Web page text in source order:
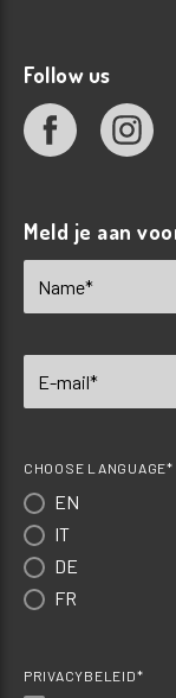
Follow us
Meld je aan
CHOOSE LANGUAGE*
EN
IT
DE
FR
PRIVACYBELEID*